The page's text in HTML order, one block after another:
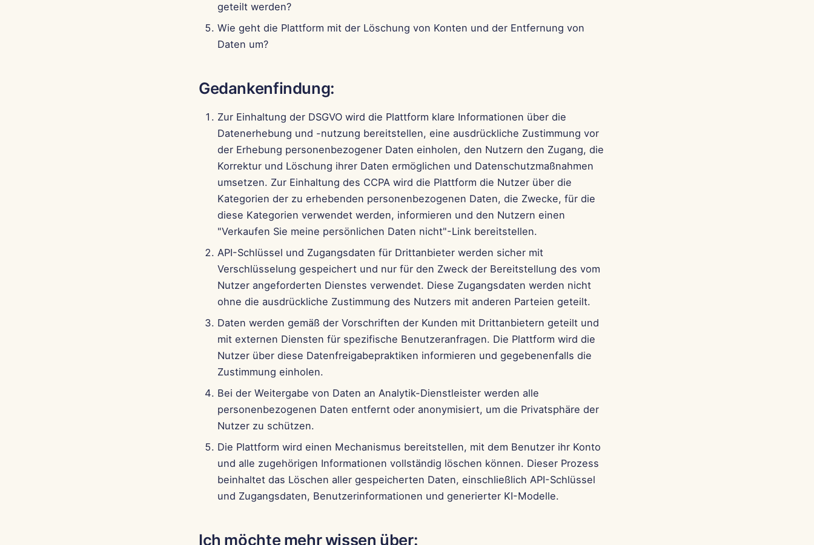
geteilt werden?
Wie geht die Plattform mit der Löschung von Konten und der Entfernung von
Daten um?
Gedankenfindung:
Zur Einhaltung der DSGVO wird die Plattform klare Informationen über die
Datenerhebung und -nutzung bereitstellen, eine ausdrückliche Zustimmung vor
der Erhebung personenbezogener Daten einholen, den Nutzern den Zugang, die
Korrektur und Löschung ihrer Daten ermöglichen und Datenschutzmaßnahmen
umsetzen. Zur Einhaltung des CCPA wird die Plattform die Nutzer über die
Kategorien der zu erhebenden personenbezogenen Daten, die Zwecke, für die
diese Kategorien verwendet werden, informieren und den Nutzern einen
"Verkaufen Sie meine persönlichen Daten nicht"-Link bereitstellen.
API-Schlüssel und Zugangsdaten für Drittanbieter werden sicher mit
Verschlüsselung gespeichert und nur für den Zweck der Bereitstellung des vom
Nutzer angeforderten Dienstes verwendet. Diese Zugangsdaten werden nicht
ohne die ausdrückliche Zustimmung des Nutzers mit anderen Parteien geteilt.
Daten werden gemäß der Vorschriften der Kunden mit Drittanbietern geteilt und
mit externen Diensten für spezifische Benutzeranfragen. Die Plattform wird die
Nutzer über diese Datenfreigabepraktiken informieren und gegebenenfalls die
Zustimmung einholen.
Bei der Weitergabe von Daten an Analytik-Dienstleister werden alle
personenbezogenen Daten entfernt oder anonymisiert, um die Privatsphäre der
Nutzer zu schützen.
Die Plattform wird einen Mechanismus bereitstellen, mit dem Benutzer ihr Konto
und alle zugehörigen Informationen vollständig löschen können. Dieser Prozess
beinhaltet das Löschen aller gespeicherten Daten, einschließlich API-Schlüssel
und Zugangsdaten, Benutzerinformationen und generierter KI-Modelle.
Ich möchte mehr wissen über: